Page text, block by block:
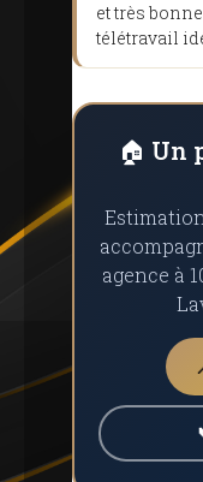
et très
télétravail
🏠 Un
agence à